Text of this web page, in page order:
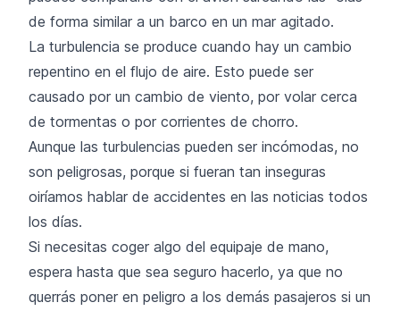
de forma similar a un barco en un mar agitado.
La turbulencia se produce cuando hay un cambio
repentino en el flujo de aire. Esto puede ser
causado por un cambio de viento, por volar cerca
de tormentas o por corrientes de chorro.
Aunque las turbulencias pueden ser incómodas, no
son peligrosas, porque si fueran tan inseguras
oiríamos hablar de accidentes en las noticias todos
los días.
Si necesitas coger algo del equipaje de mano,
espera hasta que sea seguro hacerlo, ya que no
querrás poner en peligro a los demás pasajeros si un